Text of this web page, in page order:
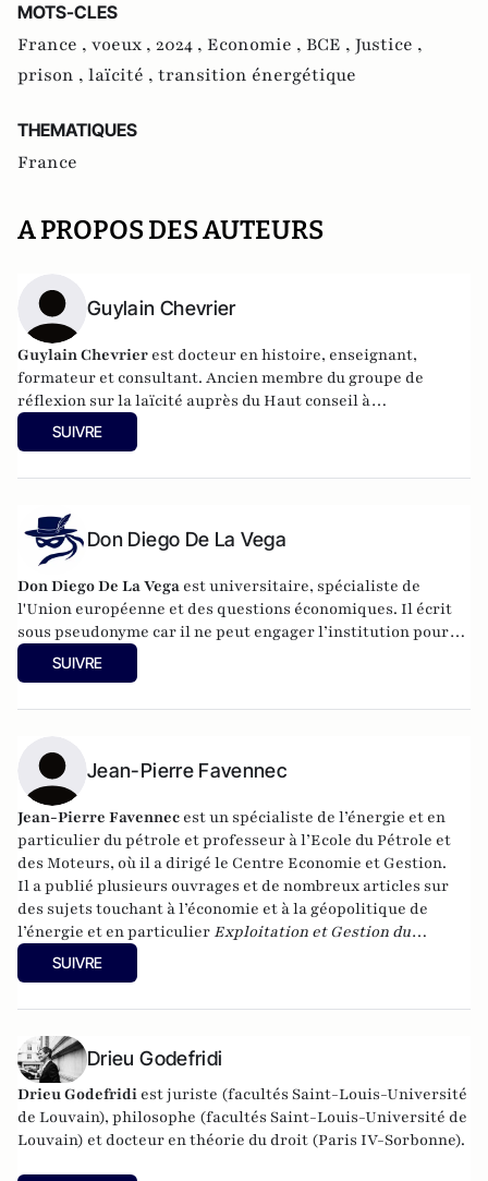
MOTS-CLES
France , voeux , 2024 , Economie , BCE , Justice ,
prison , laïcité , transition énergétique
THEMATIQUES
France
A PROPOS DES AUTEURS
Guylain Chevrier
Guylain Chevrier est docteur en histoire, enseignant,
formateur et consultant. Ancien membre du groupe de
réflexion sur la laïcité auprès du Haut conseil à
l’intégration. Dernier ouvrage :
travail social,L’Harmattan, sous la direction de Guylain
SUIVRE
Don Diego De La Vega
Don Diego De La Vega est universitaire, spécialiste de
l'Union européenne et des questions économiques. Il écrit
sous pseudonyme car il ne peut engager l’institution pour
laquelle il travaille.
SUIVRE
Jean-Pierre Favennec
Jean-Pierre Favennec est un spécialiste de l’énergie et en
particulier du pétrole et professeur à l’Ecole du Pétrole et
des Moteurs, où il a dirigé le Centre Economie et Gestion.
Il a publié plusieurs ouvrages et de nombreux articles sur
des sujets touchant à l’économie et à la géopolitique de
l’énergie et en particulier Exploitation et Gestion du
Raffinage (français et anglais), Recherche et Production du
Pétrole et du Gaz (français et anglais en 2011), l’Energie à
SUIVRE
Drieu Godefridi
Drieu Godefridi est juriste (facultés Saint-Louis-Université
de Louvain), philosophe (facultés Saint-Louis-Université de
Louvain) et docteur en théorie du droit (Paris IV-Sorbonne).